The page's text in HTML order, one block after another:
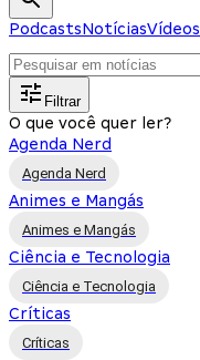
PodcastsNotíciasVídeos
Filtrar
O que você quer ler?
Agenda Nerd
Agenda Nerd
Animes e Mangás
Animes e Mangás
Ciência e Tecnologia
Ciência e Tecnologia
Críticas
Críticas